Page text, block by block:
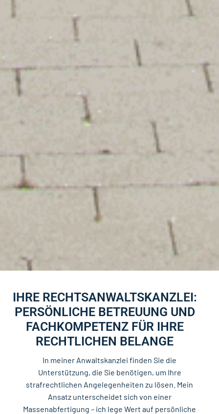
IHRE RECHTSANWALTSKANZLEI:
PERSÖNLICHE BETREUUNG UND
FACHKOMPETENZ FÜR IHRE
RECHTLICHEN BELANGE
In meiner Anwaltskanzlei finden Sie die
Unterstützung, die Sie benötigen, um Ihre
strafrechtlichen Angelegenheiten zu lösen. Mein
Ansatz unterscheidet sich von einer
Massenabfertigung – ich lege Wert auf persönliche